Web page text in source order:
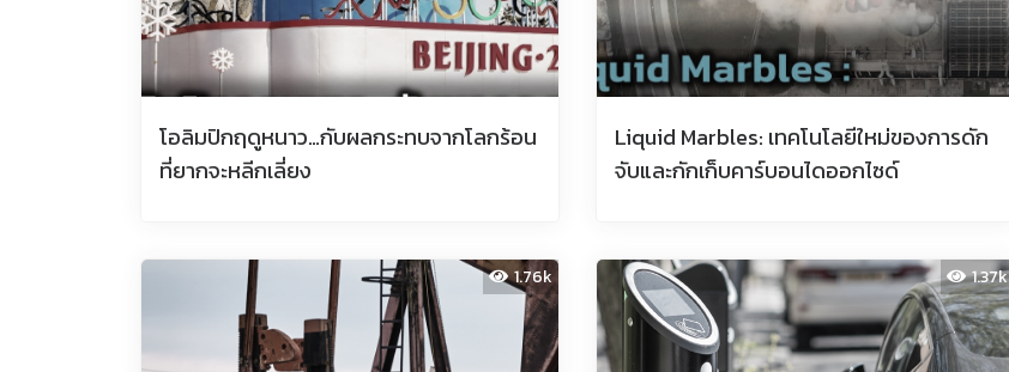
โอลิมปิกฤดูหนาว…กับผลกระทบจากโลกร้อน
ที่ยากจะหลีกเลี่ยง
Liquid Marbles: เทคโนโลยีใหม่ของการดัก
จับและกักเก็บคาร์บอนไดออกไซด์
1.76k 1.37k